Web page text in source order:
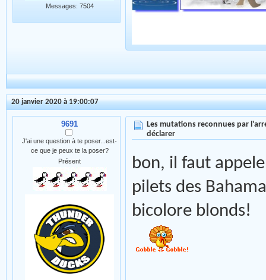
Messages: 7504
20 janvier 2020 à 19:00:07
9691
J'ai une question à te poser...est-
ce que je peux te la poser?
Présent
Les mutations reconnues par
déclarer
bon, il faut
pilets des
bicolore blonds!